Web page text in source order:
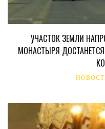
УЧАСТОК ЗЕМЛИ
МОНАСТЫРЯ